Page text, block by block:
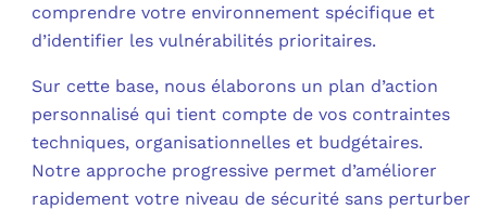
comprendre votre environnement spécifique et
d’identifier les vulnérabilités prioritaires.
Sur cette base, nous élaborons un plan d’action
personnalisé qui tient compte de vos contraintes
techniques, organisationnelles et budgétaires.
Notre approche progressive permet d’améliorer
rapidement votre niveau de sécurité sans perturber